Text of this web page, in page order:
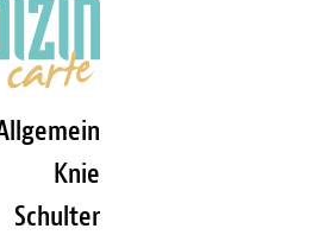
Knie
Schulter